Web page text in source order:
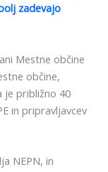
zadevajo
Mestne občine
občine,
je približno 40
in pripravljavcev
NEPN, in